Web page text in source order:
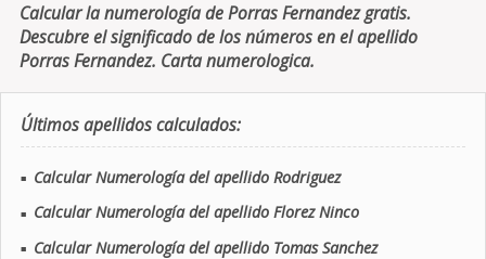
Calcular la numerología de Porras Fernandez gratis.
Descubre el significado de los números en el apellido
Porras Fernandez. Carta numerologica.
Últimos apellidos calculados:
■ Calcular Numerología del apellido Rodriguez
■ Calcular Numerología del apellido Florez Ninco
■ Calcular Numerología del apellido Tomas Sanchez